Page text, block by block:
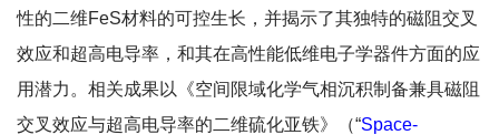
性的二维FeS材料的可控生长，并揭示了其独特的磁阻交叉
效应和超高电导率，和其在高性能低维电子学器件方面的应
用潜力。相关成果以《空间限域化学气相沉积制备兼具磁阻
交叉效应与超高电导率的二维硫化亚铁》（“Space-